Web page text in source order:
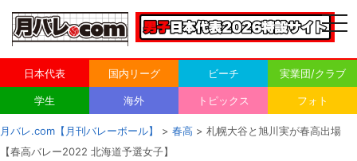
日本代表 国内リーグ ビーチ 実業団/クラブ
学生 海外 トピックス フォト
月バレ.com【月刊バレーボール】 > 春高 > 札幌大谷と旭川実が春高出場
【春高バレー2022 北海道予選女子】